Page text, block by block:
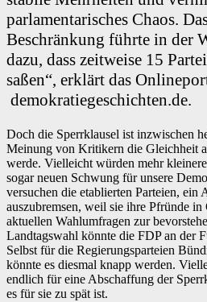
parlamentarisches Chaos.
Beschränkung führte in der
dazu, dass zeitweise 15
saßen“, erklärt das
demokratiegeschichten.de.
Doch die Sperrklausel ist inzwischen
Meinung von Kritikern die Gleichheit
werde. Vielleicht würden mehr
sogar neuen Schwung für unsere
versuchen die etablierten Parteien, ein
auszubremsen, weil sie ihre Pfründe in
aktuellen Wahlumfragen zur
Landtagswahl könnte die FDP an der
Selbst für die Regierungsparteien
könnte es diesmal knapp werden.
endlich für eine Abschaffung der
es für sie zu spät ist.